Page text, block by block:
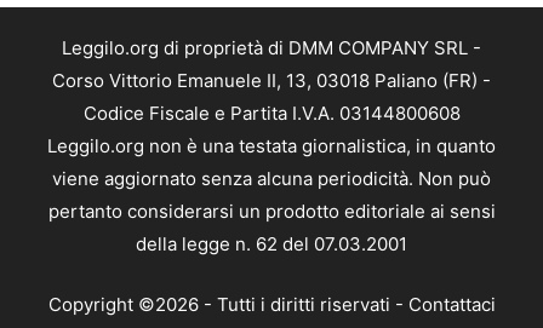
Leggilo.org di proprietà di DMM COMPANY SRL -
Corso Vittorio Emanuele II, 13, 03018 Paliano (FR) -
Codice Fiscale e Partita I.V.A. 03144800608
Leggilo.org non è una testata giornalistica, in quanto
viene aggiornato senza alcuna periodicità. Non può
pertanto considerarsi un prodotto editoriale ai sensi
della legge n. 62 del 07.03.2001
Copyright ©2026 - Tutti i diritti riservati - Contattaci